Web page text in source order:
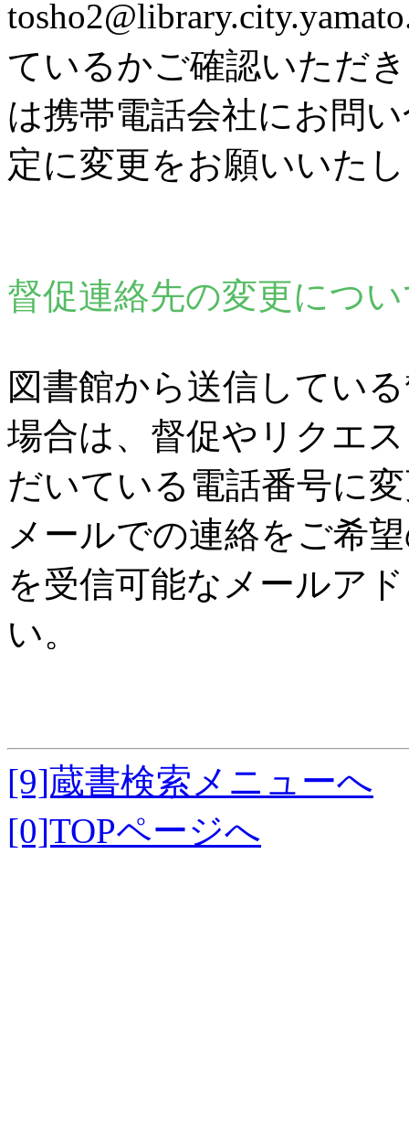
ているかご確認いただ
は携帯電話会社にお問
定に変更をお願いいた
督促連絡先の変更につ
図書館から送信してい
場合は、督促やリクエ
だいている電話番号に
メールでの連絡をご希
を受信可能なメールア
い。
[9]蔵書検索メニューへ
[0]TOPページへ